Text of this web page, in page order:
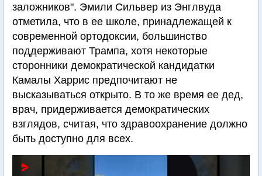
заложников". Эмили Сильвер из Энглвуда
отметила, что в ее школе, принадлежащей к
современной ортодоксии, большинство
поддерживают Трампа, хотя некоторые
сторонники демократической кандидатки
Камалы Харрис предпочитают не
высказываться открыто. В то же время ее дед,
врач, придерживается демократических
взглядов, считая, что здравоохранение должно
быть доступно для всех.